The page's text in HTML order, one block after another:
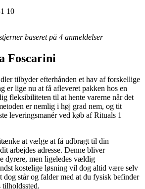
10
baseret på 4 anmeldelser
Foscarini
tilbyder efterhånden et hav af forskellige
er lige nu at få afleveret pakken hos en
fleksibiliteten til at hente varerne når det
er nemlig i høj grad nem, og tit
leveringsmanér ved køb af Rituals 1
at vælge at få udbragt til din
arbejdes adresse. Denne bliver
dyrere, men ligeledes vældig
kostelige løsning vil dog altid være selv
dog står og falder med at du fysisk befinder